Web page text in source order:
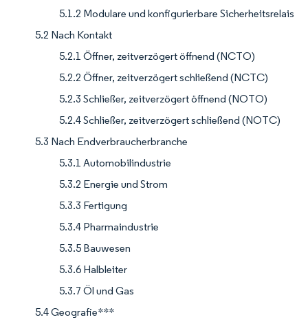
5.1.2 Modulare und konfigurierbare Sicherheitsrelais
5.2 Nach Kontakt
5.2.1 Öffner, zeitverzögert öffnend (NCTO)
5.2.2 Öffner, zeitverzögert schließend (NCTC)
5.2.3 Schließer, zeitverzögert öffnend (NOTO)
5.2.4 Schließer, zeitverzögert schließend (NOTC)
5.3 Nach Endverbraucherbranche
5.3.1 Automobilindustrie
5.3.2 Energie und Strom
5.3.3 Fertigung
5.3.4 Pharmaindustrie
5.3.5 Bauwesen
5.3.6 Halbleiter
5.3.7 Öl und Gas
5.4 Geografie***